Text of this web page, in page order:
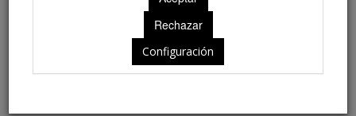
Configuración